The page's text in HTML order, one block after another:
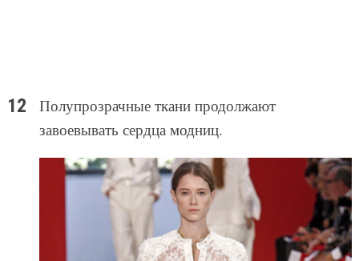
Полупрозрачные ткани продолжают
завоевывать сердца модниц.